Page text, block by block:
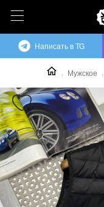
Мужское
Написать в TG